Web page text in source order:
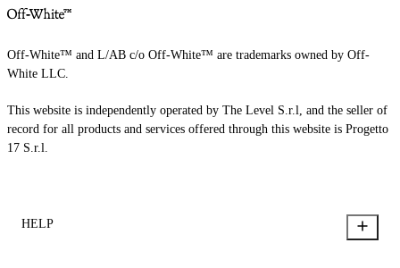
Off-White™ and L/AB c/o Off-White™ are trademarks owned by Off-
White LLC.
This website is independently operated by The Level S.r.l, and the seller of
record for all products and services offered through this website is Progetto
17 S.r.l.
HELP